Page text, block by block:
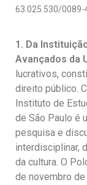
Grupos de
Direito
Grupo
e
Grupos
Ano Sabático
Daniel
63.025.530/0089-
1. Da
Avançados da
lucrativos,
direito público.
Instituto de
de São Paulo é
pesquisa e
interdisciplinar,
da cultura. O
de novembro